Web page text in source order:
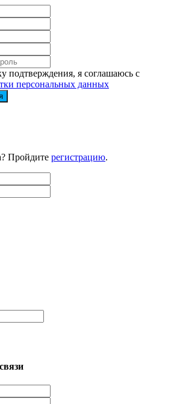
подтверждения, я соглашаюсь с
персональных данных
Пройдите регистрацию.